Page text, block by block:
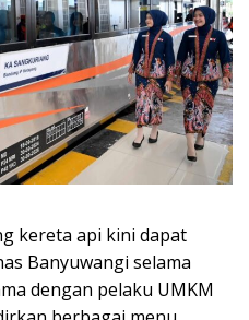
kereta api kini dapat
Banyuwangi selama
dengan pelaku UMKM